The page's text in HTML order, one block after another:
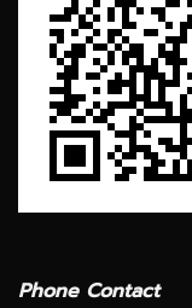
Phone Contact